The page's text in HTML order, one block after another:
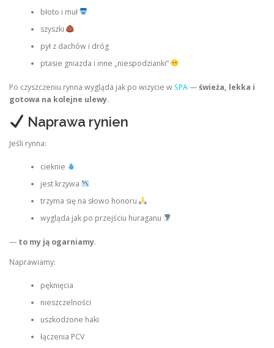
błoto i muł
szyszki
pył z dachów i dróg
ptasie gniazda i inne „niespodzianki”
Po czyszczeniu rynna wygląda jak po wizycie w SPA—świeża, lekka i
gotowa na kolejne ulewy.
Naprawa rynien
Jeśli rynna:
cieknie
jest krzywa
trzyma się na słowo honoru
wygląda jak po przejściu huraganu
— to my ją ogarniamy.
Naprawiamy:
pęknięcia
nieszczelności
uszkodzone haki
łączenia PCV